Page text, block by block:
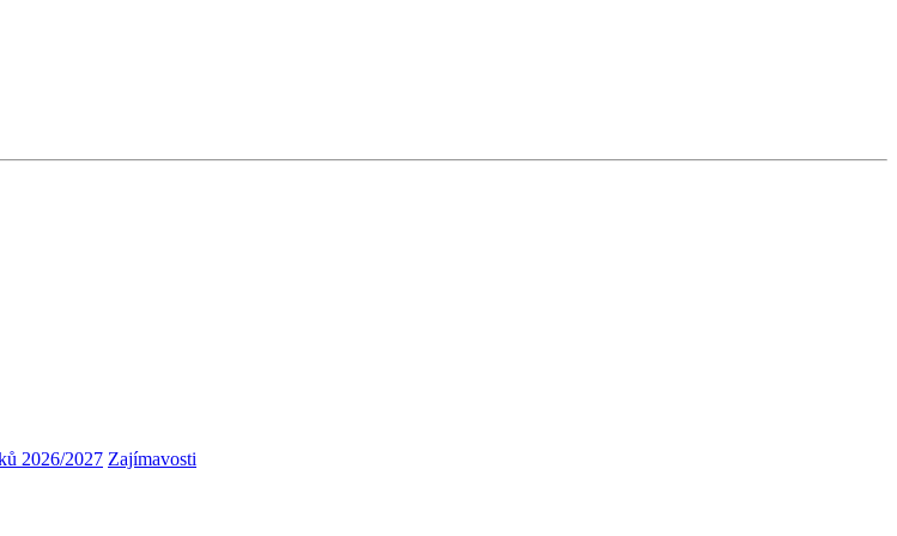
2026/2027 Zajímavosti